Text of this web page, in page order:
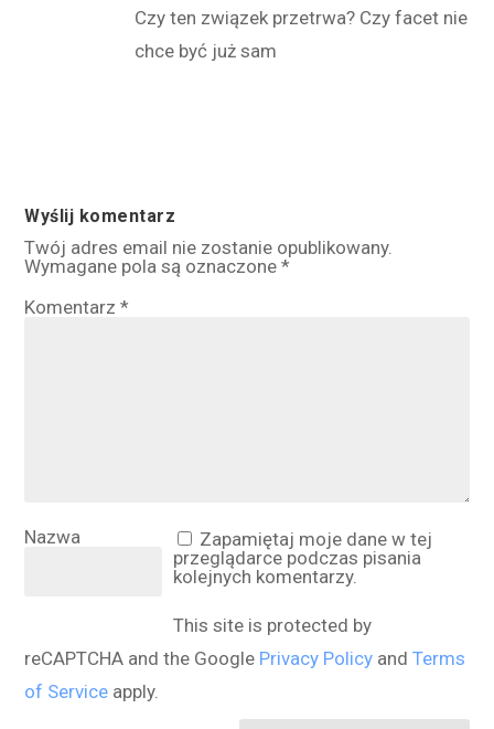
Czy ten związek przetrwa? Czy facet nie
chce być już sam
Wyślij komentarz
Twój adres email nie zostanie opublikowany.
Wymagane pola są oznaczone*
Komentarz*
Nazwa
Zapamiętaj moje dane w tej
przeglądarce podczas pisania
kolejnych komentarzy.
This site is protected by
reCAPTCHA and the Google Privacy Policy andTerms
of Service apply.